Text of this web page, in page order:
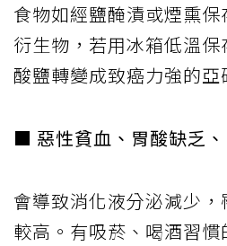
食物如經鹽醃漬或煙熏
衍生物，若用冰箱低溫
酸鹽轉變成致癌力強的亞
■ 惡性貧血、胃酸缺乏、
會導致消化液分泌減少
較高。有吸菸、喝酒習